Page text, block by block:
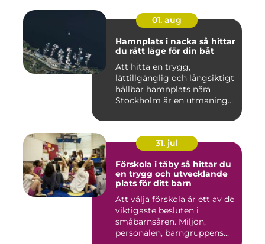
01. aug
Hamnplats i nacka så hittar
du rätt läge för din båt
Att hitta en trygg,
lättillgänglig och långsiktigt
hållbar hamnplats nära
Stockholm är en utmaning
31. jul
Förskola i täby så hittar du
en trygg och utvecklande
plats för ditt barn
Att välja förskola är ett av de
viktigaste besluten i
småbarnsåren. Miljön,
personalen, barngruppens...